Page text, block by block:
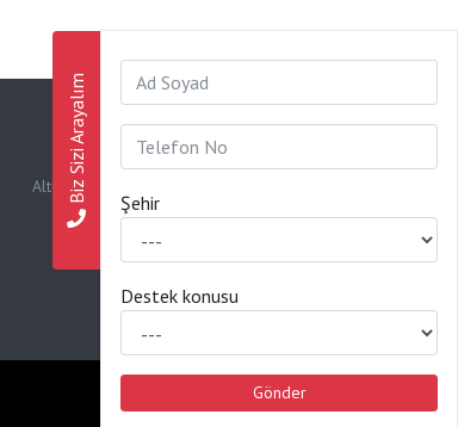
RESPİTEK Sağlık A.Ş.
Altunizade Mh. Kısıklı Cd. No:35/1 Kat 1
34662 Uskudar / ISTANBUL
+90 216 545 80 80
Biz Sizi Arayalım Şehir
Destek konusu